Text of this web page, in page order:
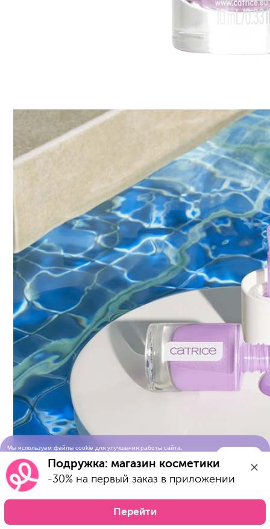
Мы используем файлы cookie для улучшения работы сайта.
использования cookie-файловПодружка: магазин косметики
-30% на первый заказ в приложении
Перейти